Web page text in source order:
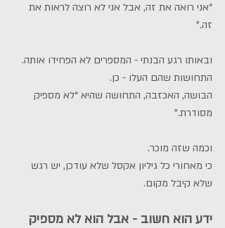
“אני רואה את זה, אבל אני לא רוצה לראות את
זה.”
ובאותו רגע הבנתי - המספרים לא הפחידו אותה.
התחושות שהם העלו - כן.
הבושה, האכזבה, התחושה שהיא “לא מספיק
מסודרת.”
וכמה שזה מוכר.
כי מאחורי כל גיליון אקסל שלא עודכן, יש רגש
שלא קיבל מקום.
ידע הוא חשוב - אבל הוא לא מספיק